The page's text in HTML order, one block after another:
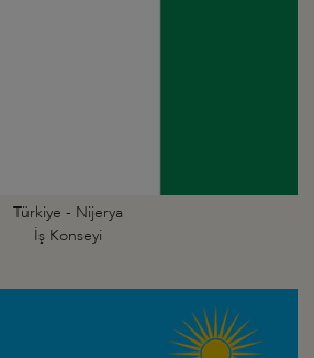
Türkiye - Nijerya
İş Konseyi